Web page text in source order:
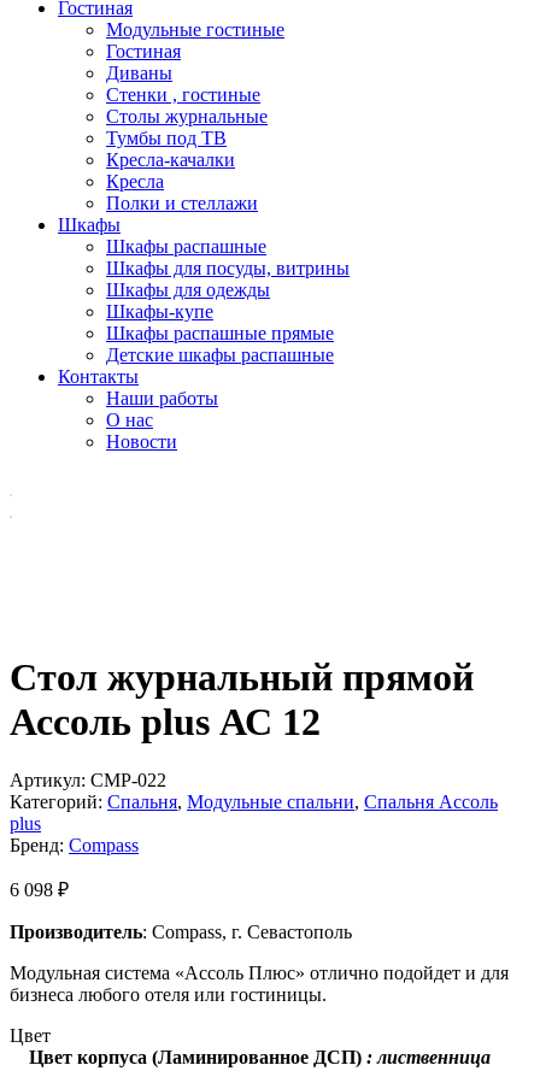
Гостиная
Модульные гостиные
Гостиная
Диваны
Стенки , гостиные
Столы журнальные
Тумбы под ТВ
Кресла-качалки
Кресла
Полки и стеллажи
Шкафы
Шкафы распашные
Шкафы для посуды, витрины
Шкафы для одежды
Шкафы-купе
Шкафы распашные прямые
Детские шкафы распашные
Контакты
Наши работы
О нас
Новости
Стол журнальный прямой
Ассоль plus АС 12
Артикул: CMP-022
Категорий: Спальня, Модульные спальни, Спальня Ассоль
plus
Бренд: Compass
6 098 ₽
Производитель: Compass, г. Севастополь
Модульная система «Ассоль Плюс» отлично подойдет и для
бизнеса любого отеля или гостиницы.
Цвет
Цвет корпуса (Ламинированное ДСП) : лиственница